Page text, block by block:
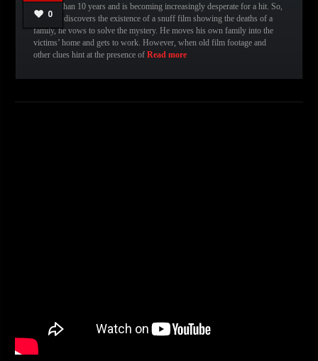
0
in more than 10 years and is becoming increasingly desperate for a hit. So,
when he discovers the existence of a snuff film showing the deaths of a
family, he vows to solve the mystery. He moves his own family into the
victims’ home and gets to work. However, when old film footage and
other clues hint at the presence of Read more
عبدالله قاسم No comments